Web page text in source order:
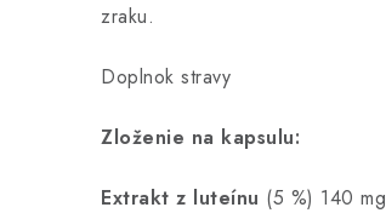
zraku.
Doplnok stravy
Zloženie na kapsulu:
Extrakt z luteínu (5 %) 140 mg